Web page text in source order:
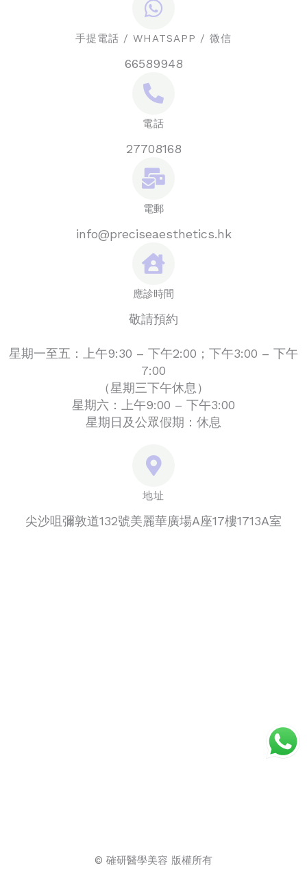
手提電話 / WHATSAPP / 微信
66589948
電話
27708168
電郵
info@preciseaesthetics.hk
應診時間
敬請預約
星期一至五：上午9:30 – 下午2:00；下午3:00 – 下午
7:00
（星期三下午休息）
星期六：上午9:00 – 下午3:00
星期日及公眾假期：休息
地址
尖沙咀彌敦道132號美麗華廣場A座17樓1713A室
© 確研醫學美容 版權所有